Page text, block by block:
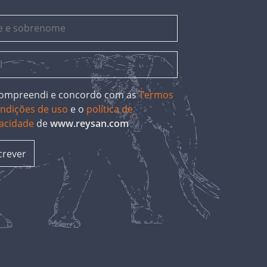
e concordo com asTermos
de uso e o política de
dewww.reysan.com